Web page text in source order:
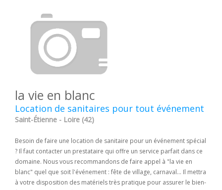
la vie en blanc
Location de sanitaires pour tout événement
Saint-Étienne - Loire (42)
Besoin de faire une location de sanitaire pour un événement spécial
? Il faut contacter un prestataire qui offre un service parfait dans ce
domaine. Nous vous recommandons de faire appel à "la vie en
blanc" quel que soit l'événement : fête de village, carnaval... Il mettra
à votre disposition des matériels très pratique pour assurer le bien-